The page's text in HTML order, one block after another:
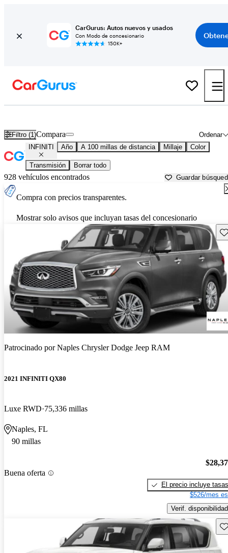
CarGurus: Autos nuevos y usados
Con Modo de concesionario
150K+
Filtro (1) Ordenar
Compara
INFINITI Año A 100 millas de distancia Millaje Color
Transmisión Borrar todo
928 vehículos encontrados Guardar
Compra con precios transparentes.
Mostrar solo avisos que incluyan tasas del concesionario
Patrocinado porNaples Chrysler Dodge Jeep RAM
2021 INFINITI QX80
Luxe RWD 75,336 millas
Naples, FL
90 millas
Buena oferta
El precio incluye tasas
$526/mes
Verif. disponibilidad